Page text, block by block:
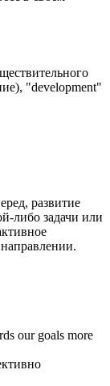
"development"
развитие
либо задачи или
our goals more